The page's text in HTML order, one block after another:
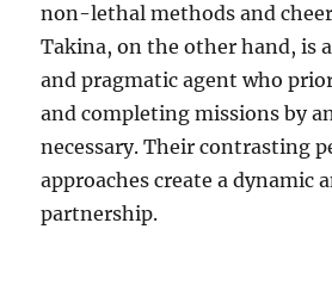
non-lethal methods and
Takina, on the other hand, is
and pragmatic agent who
and completing missions by
necessary. Their contrasting
approaches create a dynamic
partnership.